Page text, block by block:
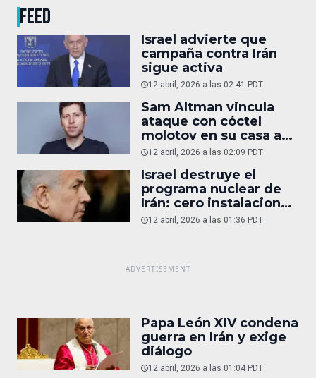
FEED
Israel advierte que
campaña contra Irán
sigue activa
12 abril, 2026 a las 02:41 PDT
Sam Altman vincula
ataque con cóctel
molotov en su casa a
reportaje
12 abril, 2026 a las 02:09 PDT
Israel destruye el
programa nuclear de
Irán: cero instalaciones
operativas
12 abril, 2026 a las 01:36 PDT
Papa León XIV condena
guerra en Irán y exige
diálogo
12 abril, 2026 a las 01:04 PDT